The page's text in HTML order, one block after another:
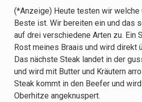
(*Anzeige) Heute testen wir welche
Beste ist. Wir bereiten ein und das
auf drei verschiedene Arten zu. Ein
Rost meines Braais und wird direkt
Das nächste Steak landet in der
und wird mit Butter und Kräutern
Steak kommt in den Beefer und
Oberhitze angeknuspert.